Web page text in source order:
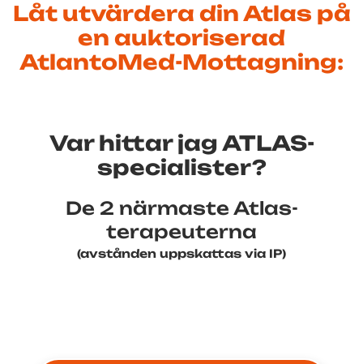
Låt utvärdera din Atlas på
en auktoriserad
AtlantoMed-Mottagning:
Var hittar jag ATLAS-
specialister?
De 2 närmaste Atlas-
terapeuterna
(avstånden uppskattas via IP)